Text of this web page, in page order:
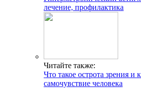
лечение, профилактика
Читайте также:
Что такое острота зрения и
самочувствие человека